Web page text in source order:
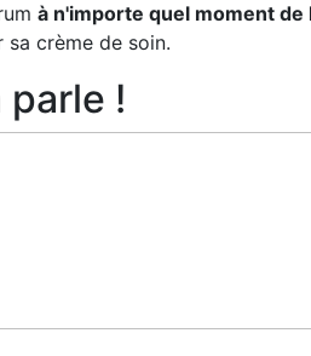
à n'importe quel moment de
crème de soin.
parle !